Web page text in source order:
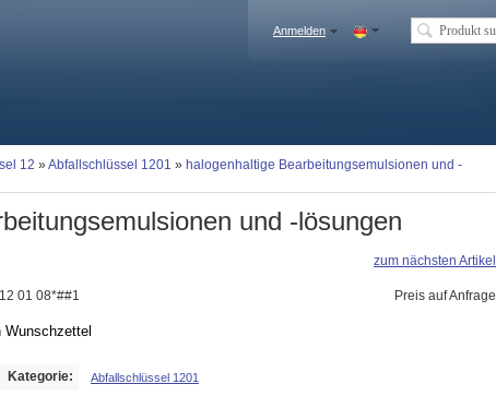
Anmelden
12 »Abfallschlüssel 1201 » halogenhaltige Bearbeitungsemulsionen und -
und -lösungen
zum nächsten Artikel
12 01 08*##1
Wunschzettel
Preis auf Anfrage
Kategorie: Abfallschlüssel 1201